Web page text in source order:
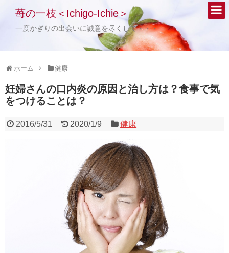
苺の一枝＜Ichigo-Ichie＞
一度かぎりの出会いに誠意を尽くして・・・
ホーム 健康
妊婦さんの口内炎の原因と治し方は？食事で気
をつけることは？
2016/5/31 2020/1/9 健康